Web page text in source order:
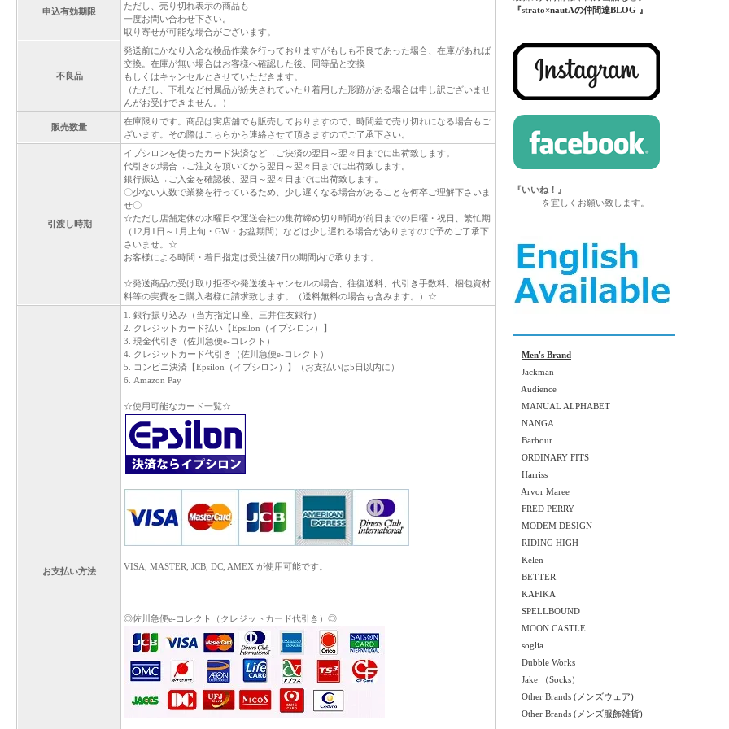
申込有効期限
ただし、売り切れ表示の商品も
一度お問い合わせ下さい。
取り寄せが可能な場合がございます。
不良品
発送前にかなり入念な検品作業を行っておりますがもしも不良であった場合、在庫があれば
交換。在庫が無い場合はお客様へ確認した後、同等品と交換
もしくはキャンセルとさせていただきます。
（ただし、下札など付属品が紛失されていたり着用した形跡がある場合は申し訳ございませ
んがお受けできません。）
販売数量
在庫限りです。商品は実店舗でも販売しておりますので、時間差で売り切れになる場合もご
ざいます。その際はこちらから連絡させて頂きますのでご了承下さい。
引渡し時期
イプシロンを使ったカード決済など→ご決済の翌日～翌々日までに出荷致します。
代引きの場合→ご注文を頂いてから翌日～翌々日までに出荷致します。
銀行振込→ご入金を確認後、翌日～翌々日までに出荷致します。
〇少ない人数で業務を行っているため、少し遅くなる場合があることを何卒ご理解下さいま
せ〇
☆ただし店舗定休の水曜日や運送会社の集荷締め切り時間が前日までの日曜・祝日、繁忙期
（12月1日～1月上旬・GW・お盆期間）などは少し遅れる場合がありますので予めご了承下
さいませ。☆
お客様による時間・着日指定は受注後7日の期間内で承ります。
☆発送商品の受け取り拒否や発送後キャンセルの場合、往復送料、代引き手数料、梱包資材
料等の実費をご購入者様に請求致します。（送料無料の場合も含みます。）☆
お支払い方法
1. 銀行振り込み（当方指定口座、三井住友銀行）
2. クレジットカード払い【Epsilon（イプシロン）】
3. 現金代引き（佐川急便e-コレクト）
4. クレジットカード代引き（佐川急便e-コレクト）
5. コンビニ決済【Epsilon（イプシロン）】（お支払いは5日以内に）
6. Amazon Pay
☆使用可能なカード一覧☆
VISA, MASTER, JCB, DC, AMEX が使用可能です。
◎佐川急便e-コレクト（クレジットカード代引き）◎
『strato×nautAの仲間達BLOG 』
『いいね！』
を宜しくお願い致します。
Men's Brand
Jackman
Audience
MANUAL ALPHABET
NANGA
Barbour
ORDINARY FITS
Harriss
Arvor Maree
FRED PERRY
MODEM DESIGN
RIDING HIGH
Kelen
BETTER
KAFIKA
SPELLBOUND
MOON CASTLE
soglia
Dubble Works
Jake （Socks）
Other Brands (メンズウェア)
Other Brands (メンズ服飾雑貨)